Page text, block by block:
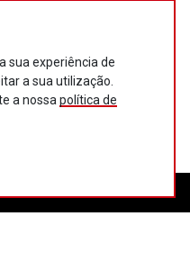
sua experiência de
a sua utilização.
a nossa política de